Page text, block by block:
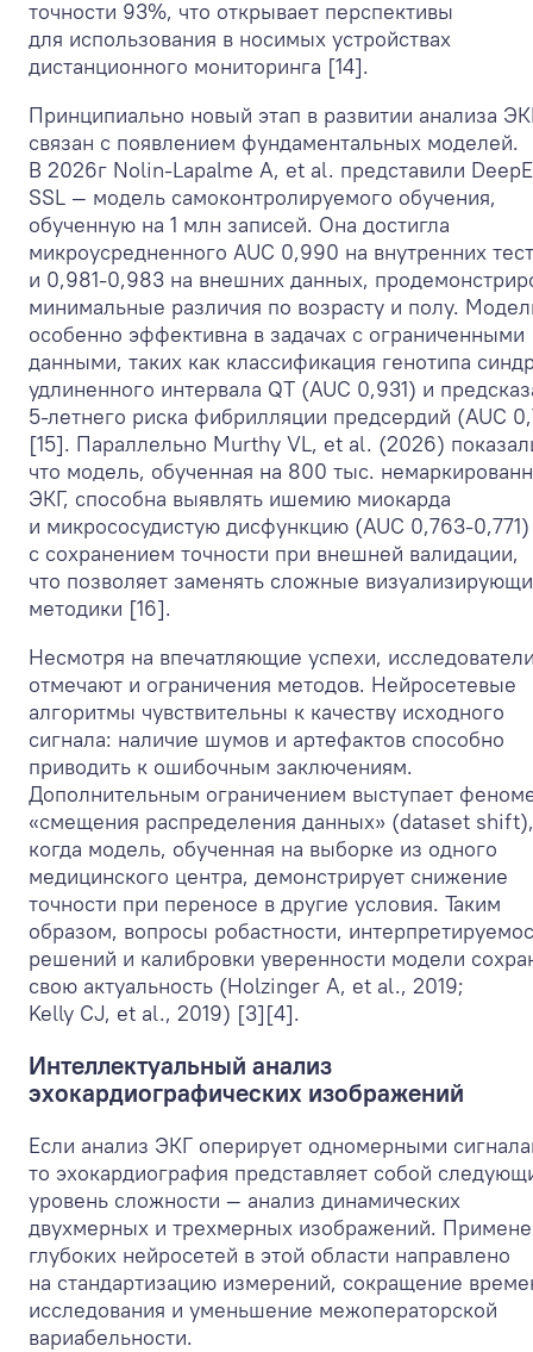
точности 93%, что открывает перспективы
для использования в носимых устройствах
дистанционного мониторинга [14].
Принципиально новый этап в развитии анализа
связан с появлением фундаментальных моделей.
В 2026г Nolin-Lapalme A, et al. представили
SSL — модель самоконтролируемого обучения,
обученную на 1 млн записей. Она достигла
микроусредненного AUC 0,990 на внутренних
и 0,981-0,983 на внешних данных,
минимальные различия по возрасту и полу.
особенно эффективна в задачах с ограниченными
данными, таких как классификация генотипа
удлиненного интервала QT (AUC 0,931) и
5-летнего риска фибрилляции предсердий (AUC
[15]. Параллельно Murthy VL, et al. (2026)
что модель, обученная на 800 тыс.
ЭКГ, способна выявлять ишемию миокарда
и микрососудистую дисфункцию (AUC 0,763-0,771)
с сохранением точности при внешней валидации,
что позволяет заменять сложные
методики [16].
Несмотря на впечатляющие успехи,
отмечают и ограничения методов. Нейросетевые
алгоритмы чувствительны к качеству исходного
сигнала: наличие шумов и артефактов способно
приводить к ошибочным заключениям.
Дополнительным ограничением выступает
«смещения распределения данных» (dataset shift),
когда модель, обученная на выборке из одного
медицинского центра, демонстрирует снижение
точности при переносе в другие условия. Таким
образом, вопросы робастности,
решений и калибровки уверенности модели
свою актуальность (Holzinger A, et al., 2019;
Kelly CJ, et al., 2019) [3][4].
Интеллектуальный анализ
эхокардиографических изображений
Если анализ ЭКГ оперирует одномерными
то эхокардиография представляет собой
уровень сложности — анализ динамических
двухмерных и трехмерных изображений.
глубоких нейросетей в этой области направлено
на стандартизацию измерений, сокращение
исследования и уменьшение межоператорской
вариабельности.